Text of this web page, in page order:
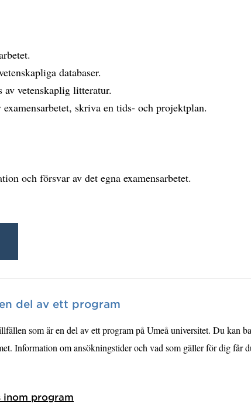
databaser.
vetenskaplig litteratur.
skriva en tids- och projektplan.
och försvar av det egna examensarbetet.
del av ett program
som är en del av ett program på Umeå universitet. Du kan
Information om ansökningstider och vad som gäller för dig får
inom program